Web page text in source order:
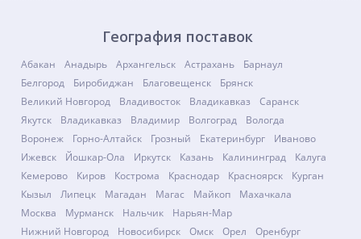
География поставок
Абакан Анадырь Архангельск Астрахань
Барнаул
Белгород
Биробиджан Благовещенск
Брянск
Великий Новгород
Владивосток Владикавказ
Саранск
Якутск
Владикавказ Владимир Волгоград
Вологда
Воронеж
Горно-Алтайск Грозный Екатеринбург
Иваново
Ижевск
Йошкар-Ола Иркутск Казань Калининград
Калуга
Кемерово
Киров Кострома Краснодар Красноярск
Курган
Кызыл
Липецк Магадан Магас Майкоп
Махачкала
Москва
Мурманск Нальчик
Нарьян-Мар
Нижний Новгород
Новосибирск Омск Орел Оренбург